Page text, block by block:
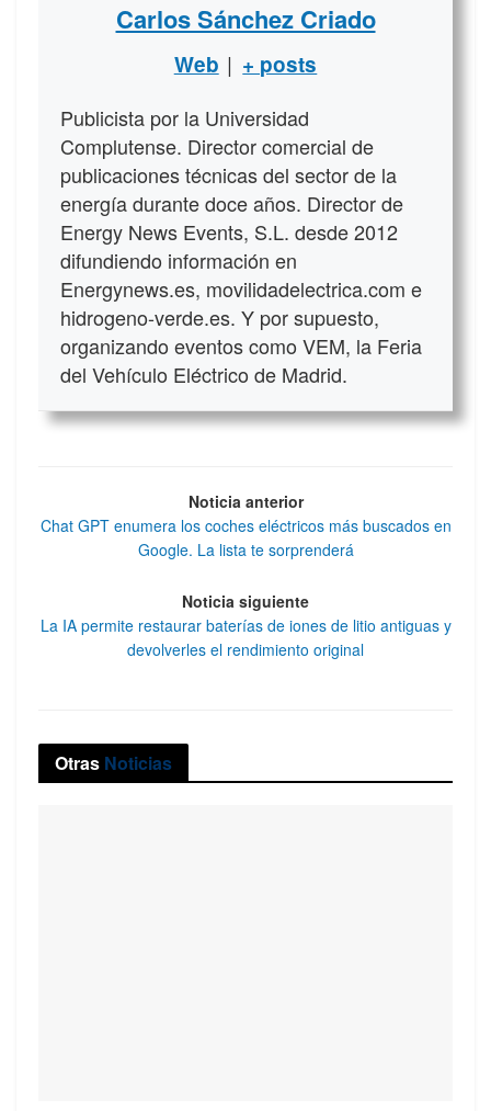
Carlos Sánchez Criado
Web | + posts
Publicista por la Universidad
Complutense. Director comercial de
publicaciones técnicas del sector de la
energía durante doce años. Director de
Energy News Events, S.L. desde 2012
difundiendo información en
Energynews.es, movilidadelectrica.com e
hidrogeno-verde.es. Y por supuesto,
organizando eventos como VEM, la Feria
del Vehículo Eléctrico de Madrid.
Noticia anterior
Chat GPT enumera los coches eléctricos más buscados en
Google. La lista te sorprenderá
Noticia siguiente
La IA permite restaurar baterías de iones de litio antiguas y
devolverles el rendimiento original
Otras Noticias